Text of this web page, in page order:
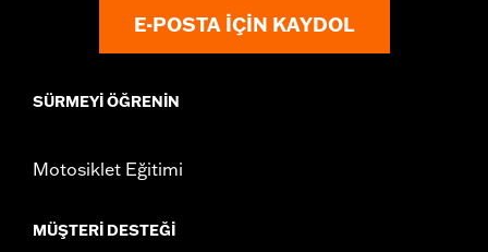
E-POSTA IÇIN KAYDOL
SÜRMEYI ÖĞRENIN
Motosiklet Eğitimi
MÜŞTERI DESTEĞI